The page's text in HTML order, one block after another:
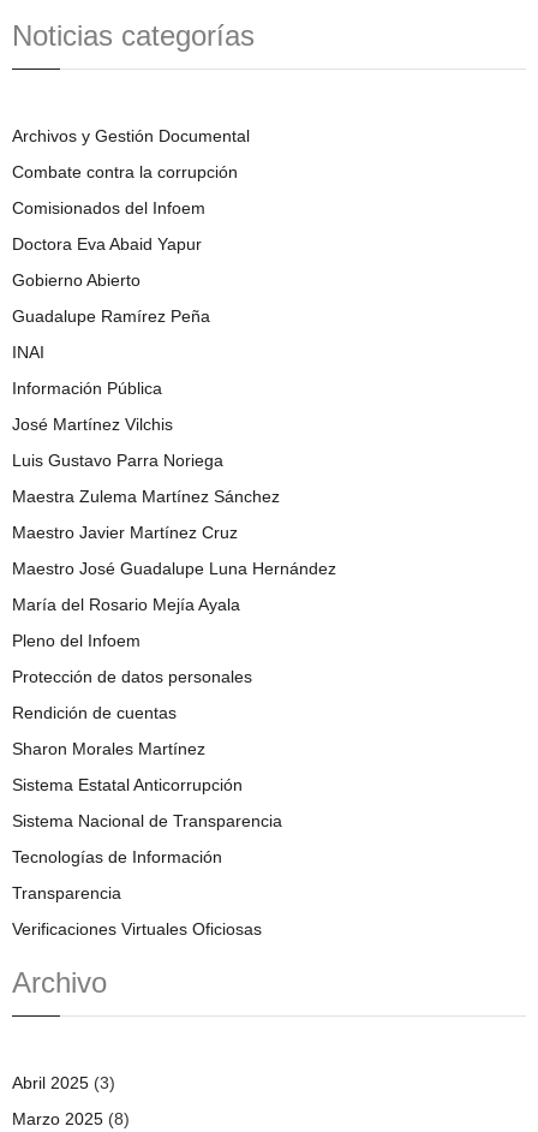
Noticias categorías
Archivos y Gestión Documental
Combate contra la corrupción
Comisionados del Infoem
Doctora Eva Abaid Yapur
Gobierno Abierto
Guadalupe Ramírez Peña
INAI
Información Pública
José Martínez Vilchis
Luis Gustavo Parra Noriega
Maestra Zulema Martínez Sánchez
Maestro Javier Martínez Cruz
Maestro José Guadalupe Luna Hernández
María del Rosario Mejía Ayala
Pleno del Infoem
Protección de datos personales
Rendición de cuentas
Sharon Morales Martínez
Sistema Estatal Anticorrupción
Sistema Nacional de Transparencia
Tecnologías de Información
Transparencia
Verificaciones Virtuales Oficiosas
Archivo
Abril 2025 (3)
Marzo 2025 (8)